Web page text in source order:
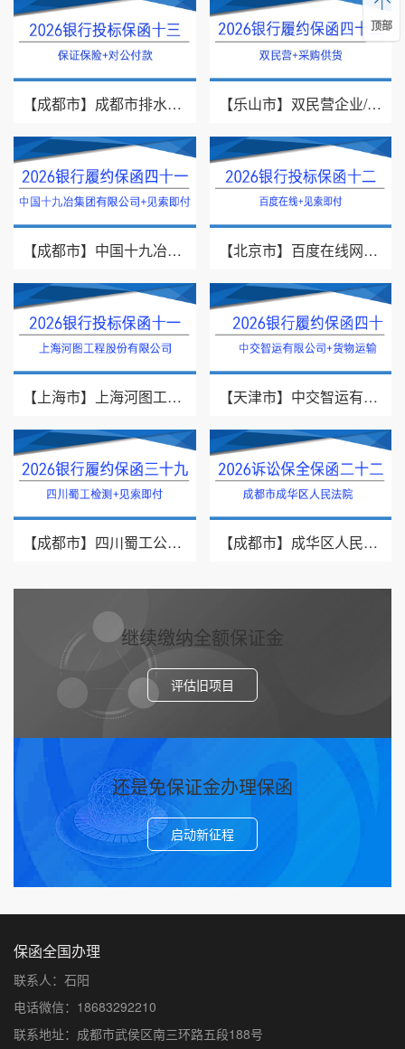
【成都市】成都市排水有限责任公司/投标保证保险/2026银行投标保函十三 【乐山市】双民营企业/采购供货/2026年银行履约保函四十二
【成都市】中国十九冶集团有限公司/见索即付/2026年银行履约保函四十一 【北京市】百度在线网络技术（北京）有限公司/投标保函/2026银行投标保函十二
【上海市】上海河图工程股份有限公司/投标保函/2026银行投标保函十一 【天津市】中交智运有限公司/货物运输/2026年银行履约保函四十
【成都市】四川蜀工公路工程试验检测有限公司/2026年银行履约保函三十九 【成都市】成华区人民法院/借款纠纷/2026诉讼保全保函二十二
继续缴纳全额保证金
评估旧项目
还是免保证金办理保函
启动新征程
保函全国办理
联系人：石阳
电话微信：18683292210
联系地址：成都市武侯区南三环路五段188号
顶部